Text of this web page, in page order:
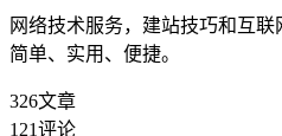
网络技术服务，建站技巧和互联
简单、实用、便捷。
326文章
121评论